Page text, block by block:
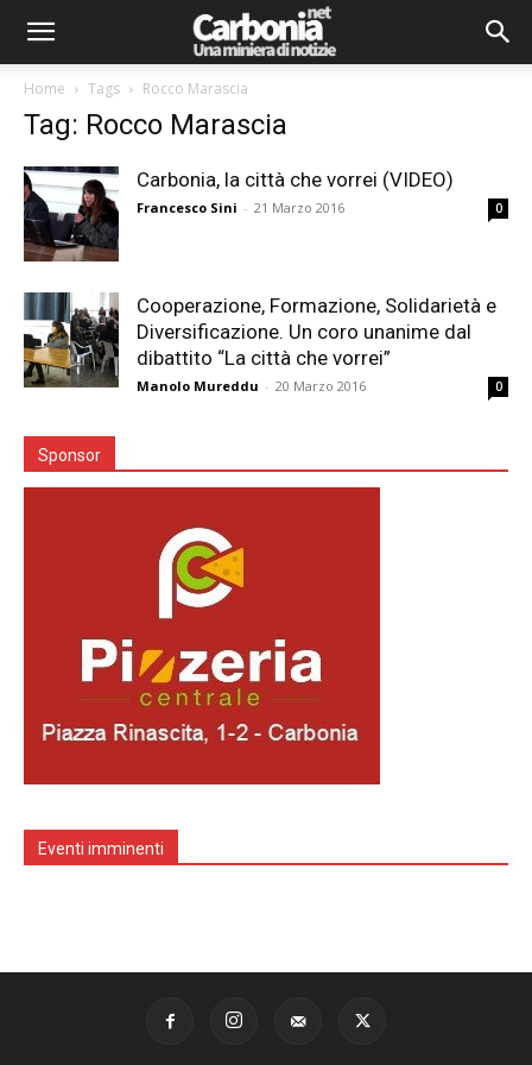
Home Tags Rocco Marascia
Tag: Rocco Marascia
Carbonia, la città che vorrei (VIDEO)
Francesco Sini - 21 Marzo 2016 0
Cooperazione, Formazione, Solidarietà e
Diversificazione. Un coro unanime dal
dibattito “La città che vorrei”
Manolo Mureddu - 20 Marzo 2016 0
Sponsor
Eventi imminenti